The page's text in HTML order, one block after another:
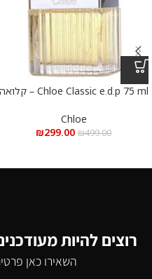
Chloe Classic e.d.p 75 ml – קלואה
Chloe
₪499.00
₪299.00
רוצים להיות
השאירו כאן